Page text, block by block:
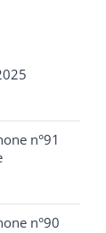
n°91
n°90